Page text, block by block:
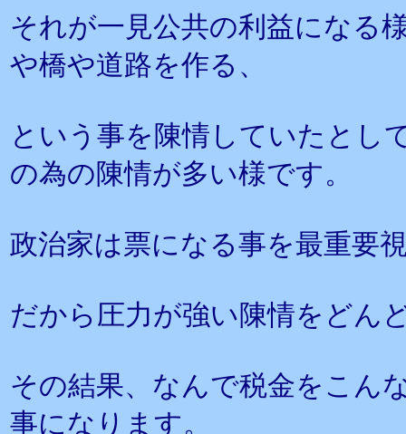
それが一見公共の利益になる
や橋や道路を作る、
という事を陳情していたとし
の為の陳情が多い様です。
政治家は票になる事を最重要
だから圧力が強い陳情をどん
その結果、なんで税金をこん
事になります。